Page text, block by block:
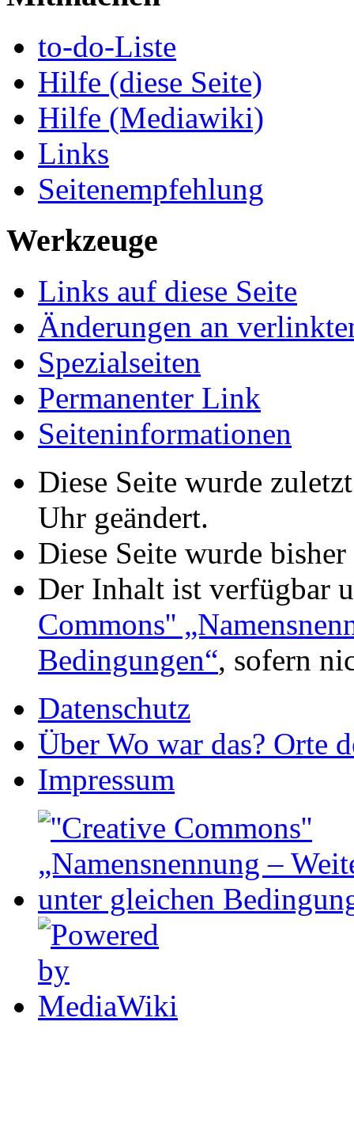
to-do-Liste
Hilfe (diese Seite)
Hilfe (Mediawiki)
Links
Seitenempfehlung
Werkzeuge
Links auf diese Seite
Änderungen an
Spezialseiten
Permanenter Link
Seiteninformationen
Diese Seite wurde
Uhr geändert.
Diese Seite wurde
Der Inhalt ist verfügbar
Commons''
Bedingungen“, sofern
Datenschutz
Über Wo war das? Orte
Impressum